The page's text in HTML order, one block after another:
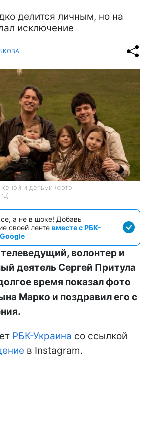
делится личным, но на
исключение
и детьми (фото:
а не в шоке! Добавь
своей ленте вместе с РБК-
волонтер и
деятель Сергей Притула
время показал фото
Марко и поздравил его с
РБК-Украина со ссылкой
в Instagram.